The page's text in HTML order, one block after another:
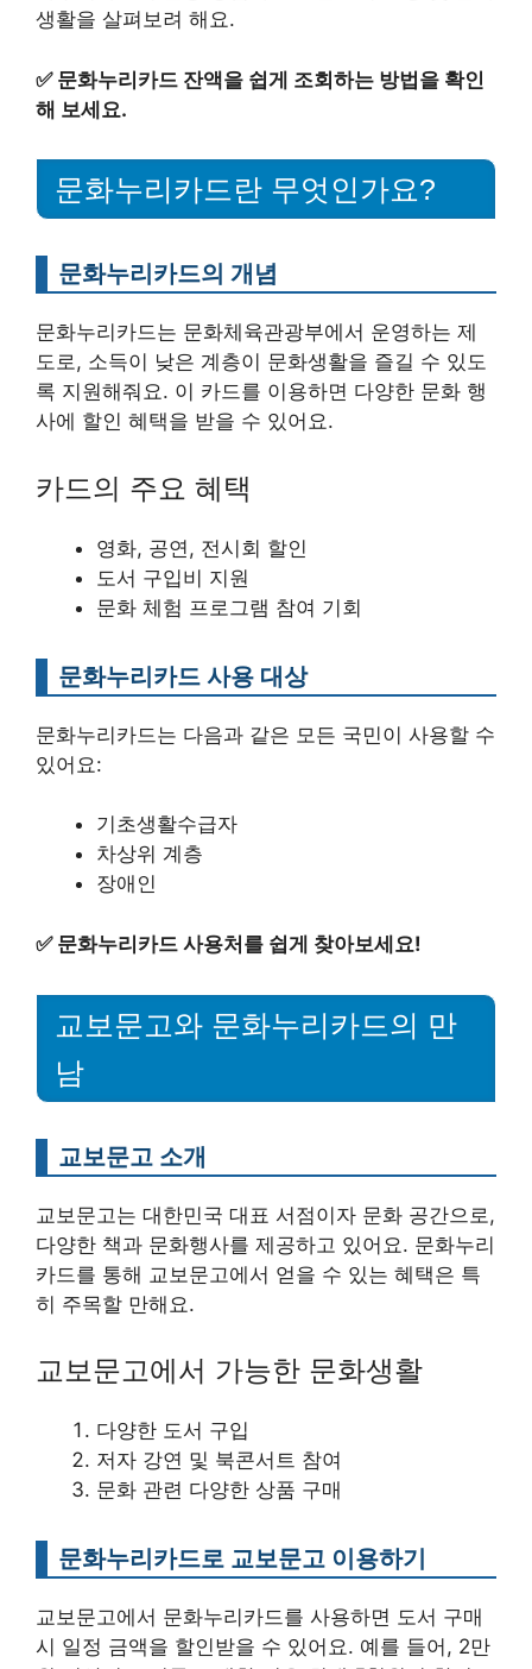
생활을 살펴보려 해요.
✅ 문화누리카드 잔액을 쉽게 조회하는 방법을 확인
해 보세요.
문화누리카드란 무엇인가요?
문화누리카드의 개념
문화누리카드는 문화체육관광부에서 운영하는 제
도로, 소득이 낮은 계층이 문화생활을 즐길 수 있도
록 지원해줘요. 이 카드를 이용하면 다양한 문화 행
사에 할인 혜택을 받을 수 있어요.
카드의 주요 혜택
영화, 공연, 전시회 할인
도서 구입비 지원
문화 체험 프로그램 참여 기회
문화누리카드 사용 대상
문화누리카드는 다음과 같은 모든 국민이 사용할 수
있어요:
기초생활수급자
차상위 계층
장애인
✅ 문화누리카드 사용처를 쉽게 찾아보세요!
교보문고와 문화누리카드의 만
남
교보문고 소개
교보문고는 대한민국 대표 서점이자 문화 공간으로,
다양한 책과 문화행사를 제공하고 있어요. 문화누리
카드를 통해 교보문고에서 얻을 수 있는 혜택은 특
히 주목할 만해요.
교보문고에서 가능한 문화생활
다양한 도서 구입
저자 강연 및 북콘서트 참여
문화 관련 다양한 상품 구매
문화누리카드로 교보문고 이용하기
교보문고에서 문화누리카드를 사용하면 도서 구매
시 일정 금액을 할인받을 수 있어요. 예를 들어, 2만